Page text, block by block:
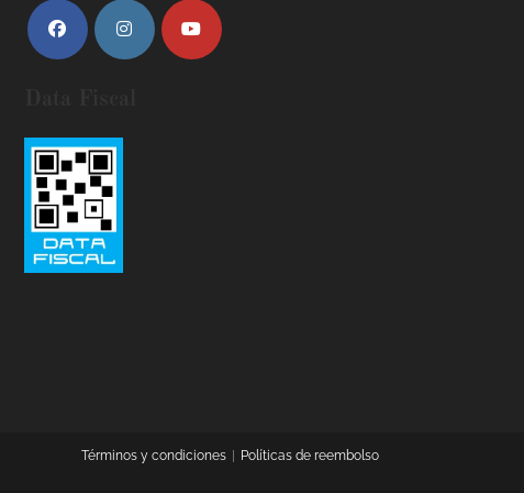
Términos y condiciones Políticas de reembolso